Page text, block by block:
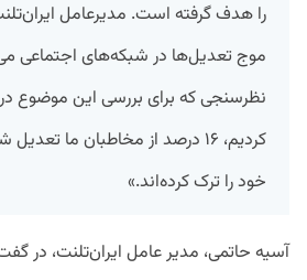
را هدف گرفته است. مدیرعامل
موج تعدیل‌ها در شبکه‌های اجتماعی
نظرسنجی‌ که برای بررسی این موضوع
کردیم، ۱۶ درصد از مخاطبان ما
خود را ترک کرده‌اند.»
آسیه حاتمی، مدیر عامل ایران‌تلنت، در